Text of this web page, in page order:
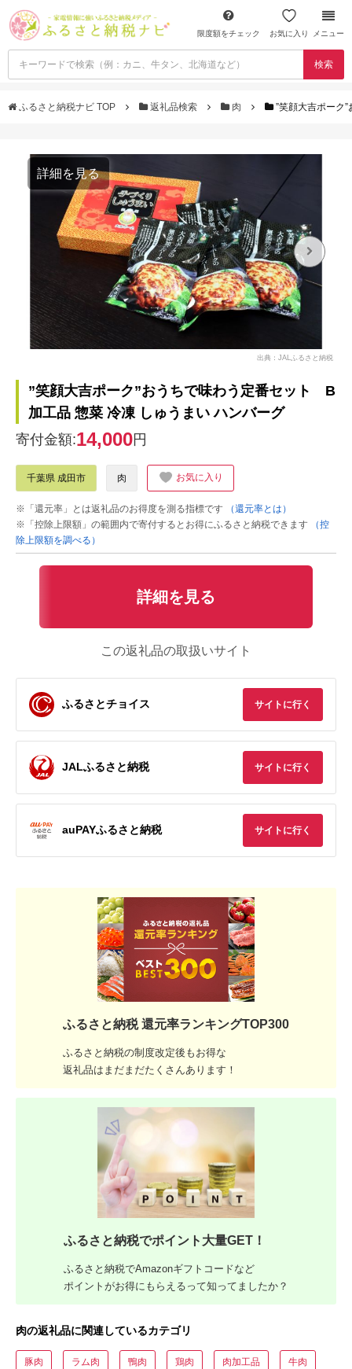
限度額をチェック お気に入り メニュー
検索
ふるさと納税ナビ TOP 返礼品検索 肉 ”笑顔大吉ポーク
詳細を見る
出典：JALふるさと納税
”笑顔大吉ポーク”おうちで味わう定番セット B
加工品 惣菜 冷凍 しゅうまい ハンバーグ
寄付金額:14,000円
千葉県 成田市 肉 お気に入り
※「還元率」とは返礼品のお得度を測る指標です
（還元率とは）
※「控除上限額」の範囲内で寄付するとお得にふるさと納税できます
（控
除上限額を調べる）
詳細を見る
この返礼品の取扱いサイト
ふるさとチョイス サイトに行く
JALふるさと納税 サイトに行く
auPAYふるさと納税 サイトに行く
ふるさと納税 還元率ランキングTOP300
ふるさと納税の制度改定後もお得な
返礼品はまだまだたくさんあります！
ふるさと納税でポイント大量GET！
ふるさと納税でAmazonギフトコードなど
ポイントがお得にもらえるって知ってましたか？
肉の返礼品に関連しているカテゴリ
豚肉 ラム肉 鴨肉 鶏肉 肉加工品 牛肉